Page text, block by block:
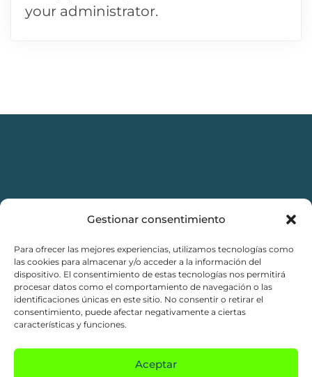
Gestionar consentimiento
Para ofrecer las mejores experiencias, utilizamos tecnologías como
las cookies para almacenar y/o acceder a la información del
dispositivo. El consentimiento de estas tecnologías nos permitirá
procesar datos como el comportamiento de navegación o las
identificaciones únicas en este sitio. No consentir o retirar el
consentimiento, puede afectar negativamente a ciertas
características y funciones.
Aceptar
your administrator.
Aviso legal
Política de privacidad
Política de Cookies